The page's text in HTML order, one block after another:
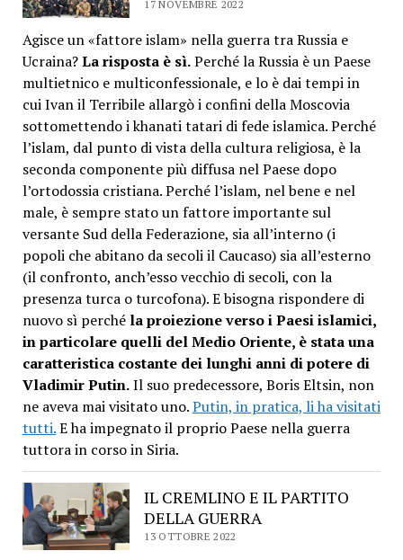
17 NOVEMBRE 2022
Agisce un «fattore islam» nella guerra tra Russia e
Ucraina?La risposta è sì.Perché la Russia è un Paese
multietnico e multiconfessionale, e lo è dai tempi in
cui Ivan il Terribile allargò i confini della Moscovia
sottomettendo i khanati tatari di fede islamica. Perché
l’islam, dal punto di vista della cultura religiosa, è la
seconda componente più diffusa nel Paese dopo
l’ortodossia cristiana. Perché l’islam, nel bene e nel
male, è sempre stato un fattore importante sul
versante Sud della Federazione, sia all’interno (i
popoli che abitano da secoli il Caucaso) sia all’esterno
(il confronto, anch’esso vecchio di secoli, con la
presenza turca o turcofona). E bisogna rispondere di
nuovo sì perché la proiezione verso i Paesi islamici,
in particolare quelli del Medio Oriente, è stata una
caratteristica costante dei lunghi anni di potere di
Vladimir Putin.Il suo predecessore, Boris Eltsin, non
ne aveva mai visitato uno.Putin, in pratica, li ha visitati
tutti.E ha impegnato il proprio Paese nella guerra
tuttora in corso in Siria.
IL CREMLINO E IL PARTITO
DELLA GUERRA
13 OTTOBRE 2022